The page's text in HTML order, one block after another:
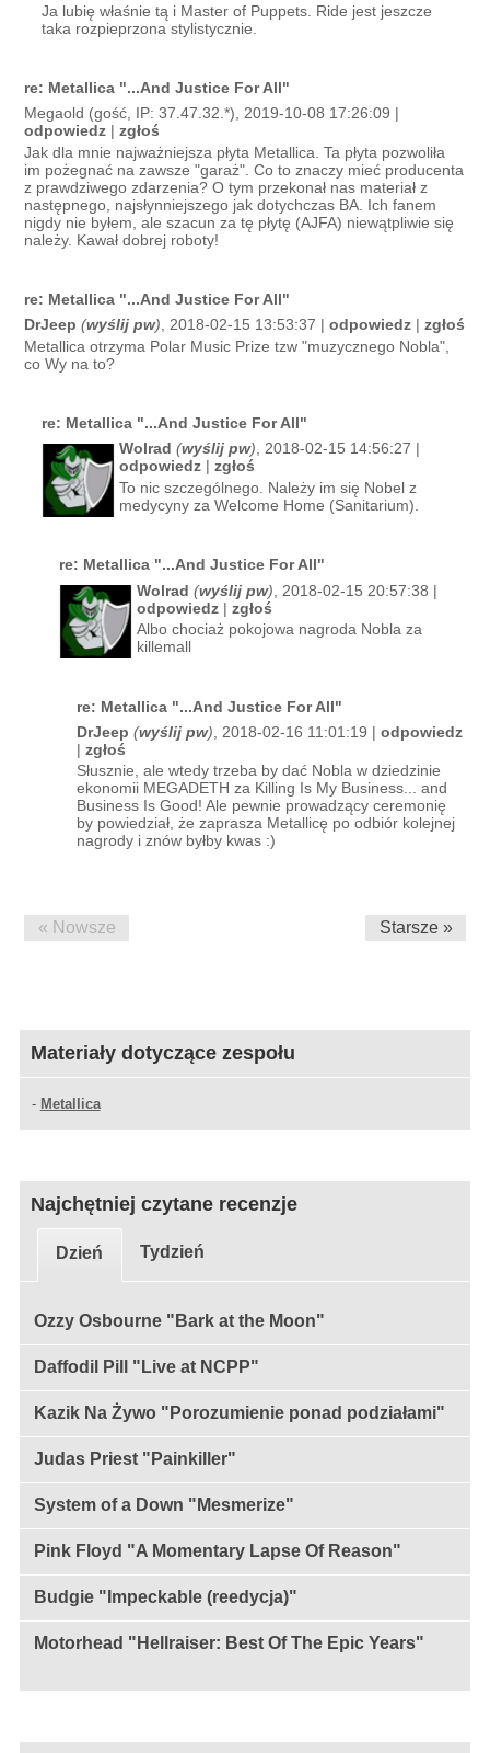
Ja lubię właśnie tą i Master of Puppets. Ride jest jeszcze
taka rozpieprzona stylistycznie.
re: Metallica "...And Justice For All"
Megaold (gość, IP: 37.47.32.*), 2019-10-08 17:26:09 |
odpowiedz |zgłoś
Jak dla mnie najważniejsza płyta Metallica. Ta płyta pozwoliła
im pożegnać na zawsze "garaż". Co to znaczy mieć producenta
z prawdziwego zdarzenia? O tym przekonał nas materiał z
następnego, najsłynniejszego jak dotychczas BA. Ich fanem
nigdy nie byłem, ale szacun za tę płytę (AJFA) niewątpliwie się
należy. Kawał dobrej roboty!
re: Metallica "...And Justice For All"
DrJeep (wyślij pw), 2018-02-15 13:53:37 |odpowiedz |zgłoś
Metallica otrzyma Polar Music Prize tzw "muzycznego Nobla",
co Wy na to?
re: Metallica "...And Justice For All"
Wolrad (wyślij pw), 2018-02-15 14:56:27 |
odpowiedz| zgłoś
To nic szczególnego. Należy im się Nobel z
medycyny za Welcome Home (Sanitarium).
re: Metallica "...And Justice For All"
Wolrad (wyślij pw) , 2018-02-15 20:57:38 |
odpowiedz| zgłoś
Albo chociaż pokojowa nagroda Nobla za
killemall
re: Metallica "...And Justice For All"
DrJeep (wyślij pw) , 2018-02-16 11:01:19 |odpowiedz
|zgłoś
Słusznie, ale wtedy trzeba by dać Nobla w dziedzinie
ekonomii MEGADETH za Killing Is My Business... and
Business Is Good! Ale pewnie prowadzący ceremonię
by powiedział, że zaprasza Metallicę po odbiór kolejnej
nagrody i znów byłby kwas :)
« Nowsze Starsze »
Materiały dotyczące zespołu
- Metallica
Najchętniej czytane recenzje
Dzień Tydzień
Ozzy Osbourne "Bark at the Moon"
Daffodil Pill "Live at NCPP"
Kazik Na Żywo "Porozumienie ponad podziałami"
Judas Priest "Painkiller"
System of a Down "Mesmerize"
Pink Floyd "A Momentary Lapse Of Reason"
Budgie "Impeckable (reedycja)"
Motorhead "Hellraiser: Best Of The Epic Years"